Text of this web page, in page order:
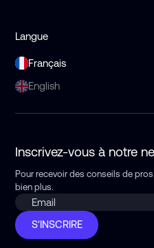
Langue
Français
English
Inscrivez-vous à notre
Pour recevoir des conseils de
bien plus.
S'INSCRIRE